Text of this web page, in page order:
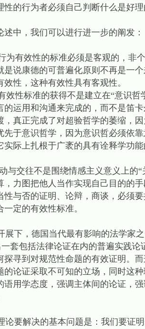
性的行为者必须自己判断什么是好
述中，我们可以进行进一步的阐发：
有效性的标准必须是客观的，非
是说康德的可普遍化原则不再是一
性，这种有效性具有客观性。
性标准的获得不是建立在“意识哲
的运用和沟通来完成的，而不是笛
，真正完成了对超验哲学的萎缩，
先于意识哲学，因为意识哲必须依
实际上扎根于广袤的具有诠释学功
交往不是围绕情感主义意义上的
，力图把他人当作实现自己目的的
性与否的证明、论辩，商谈，必须
一定的有效性标准。
下，德国当代最有影响的法学家
套包括法律论证在内的普遍实践
探寻到对规范性命题的有效证明。
的论证采取不可知的立场，同时这
语用学态度，强调主体间的论证，
要解决的基本问题是：我们要证